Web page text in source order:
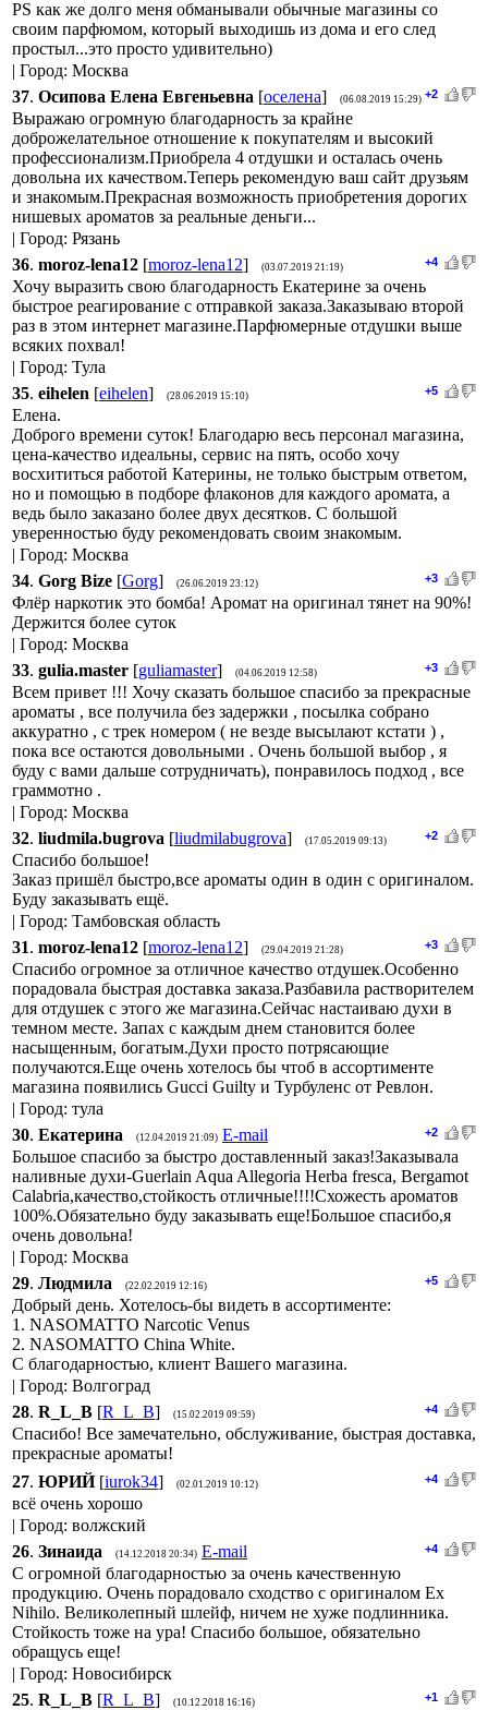
PS как же долго меня обманывали обычные магазины со
своим парфюмом, который выходишь из дома и его след
простыл...это просто удивительно)
| Город: Москва
+2
37. Осипова Елена Евгеньевна [оселена] (06.08.2019 15:29)
Выражаю огромную благодарность за крайне
доброжелательное отношение к покупателям и высокий
профессионализм.Приобрела 4 отдушки и осталась очень
довольна их качеством.Теперь рекомендую ваш сайт друзьям
и знакомым.Прекрасная возможность приобретения дорогих
нишевых ароматов за реальные деньги...
| Город: Рязань
+4
36. moroz-lena12 [moroz-lena12] (03.07.2019 21:19)
Хочу выразить свою благодарность Екатерине за очень
быстрое реагирование с отправкой заказа.Заказываю второй
раз в этом интернет магазине.Парфюмерные отдушки выше
всяких похвал!
| Город: Тула
+5
35. eihelen [eihelen] (28.06.2019 15:10)
Елена.
Доброго времени суток! Благодарю весь персонал магазина,
цена-качество идеальны, сервис на пять, особо хочу
восхититься работой Катерины, не только быстрым ответом,
но и помощью в подборе флаконов для каждого аромата, а
ведь было заказано более двух десятков. С большой
уверенностью буду рекомендовать своим знакомым.
| Город: Москва
+3
34. Gorg Bize [Gorg] (26.06.2019 23:12)
Флёр наркотик это бомба! Аромат на оригинал тянет на 90%!
Держится более суток
| Город: Москва
+3
33. gulia.master [guliamaster] (04.06.2019 12:58)
Всем привет !!! Хочу сказать большое спасибо за прекрасные
ароматы , все получила без задержки , посылка собрано
аккуратно , с трек номером ( не везде высылают кстати ) ,
пока все остаются довольными . Очень большой выбор , я
буду с вами дальше сотрудничать), понравилось подход , все
граммотно .
| Город: Москва
+2
32. liudmila.bugrova [liudmilabugrova] (17.05.2019 09:13)
Спасибо большое!
Заказ пришёл быстро,все ароматы один в один с оригиналом.
Буду заказывать ещё.
| Город: Тамбовская область
+3
31. moroz-lena12 [moroz-lena12] (29.04.2019 21:28)
Спасибо огромное за отличное качество отдушек.Особенно
порадовала быстрая доставка заказа.Разбавила растворителем
для отдушек с этого же магазина.Сейчас настаиваю духи в
темном месте. Запах с каждым днем становится более
насыщенным, богатым.Духи просто потрясающие
получаются.Еще очень хотелось бы чтоб в ассортименте
магазина появились Gucci Guilty и Турбуленс от Ревлон.
| Город: тула
+2
30. Екатерина (12.04.2019 21:09) E-mail
Большое спасибо за быстро доставленный заказ!Заказывала
наливные духи-Guerlain Aqua Allegoria Herba fresca, Bergamot
Calabria,качество,стойкость отличные!!!!Схожесть ароматов
100%.Обязательно буду заказывать еще!Большое спасибо,я
очень довольна!
| Город: Москва
+5
29. Людмила (22.02.2019 12:16)
Добрый день. Хотелось-бы видеть в ассортименте:
1. NASOMATTO Narcotic Venus
2. NASOMATTO China White.
С благодарностью, клиент Вашего магазина.
| Город: Волгоград
+4
28. R_L_B [R_L_B] (15.02.2019 09:59)
Спасибо! Все замечательно, обслуживание, быстрая доставка,
прекрасные ароматы!
+4
27. ЮРИЙ [iurok34] (02.01.2019 10:12)
всё очень хорошо
| Город: волжский
+4
26. Зинаида (14.12.2018 20:34) E-mail
С огромной благодарностью за очень качественную
продукцию. Очень порадовало сходство с оригиналом Ex
Nihilo. Великолепный шлейф, ничем не хуже подлинника.
Стойкость тоже на ура! Спасибо большое, обязательно
обращусь еще!
| Город: Новосибирск
+1
25. R_L_B [R_L_B] (10.12.2018 16:16)